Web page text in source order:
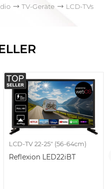
TV-Geräte LCD-TVs
LCD-TV 22-25" (56-64cm)
Reflexion LED22iBT